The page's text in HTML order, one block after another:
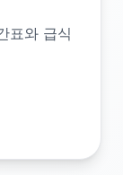
표와 급식